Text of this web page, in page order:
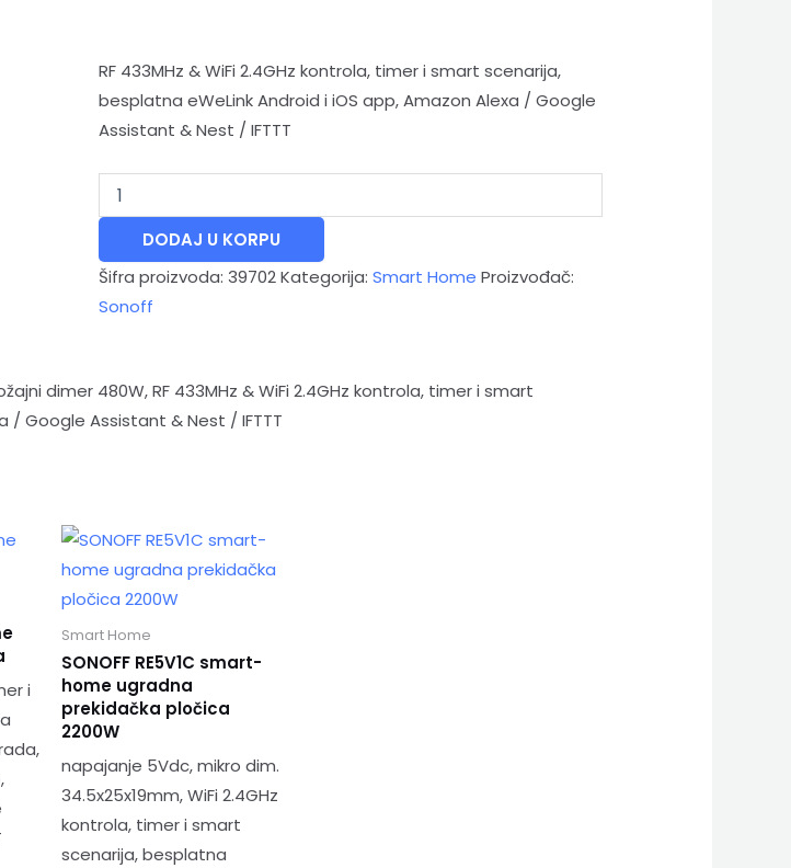
RF 433MHz & WiFi 2.4GHz kontrola, timer i smart scenarija,
besplatna eWeLink Android i iOS app, Amazon Alexa / Google
Assistant & Nest / IFTTT
DODAJ U KORPU
Šifra proizvoda: 39702Kategorija: Smart Home Proizvođač:
Sonoff
dimer 480W, RF 433MHz & WiFi 2.4GHz kontrola, timer i smart
/ Google Assistant & Nest / IFTTT
i
Smart Home
SONOFF RE5V1C smart-
home ugradna
prekidačka pločica
2200W
napajanje 5Vdc, mikro dim.
34.5x25x19mm, WiFi 2.4GHz
kontrola, timer i smart
scenarija, besplatna